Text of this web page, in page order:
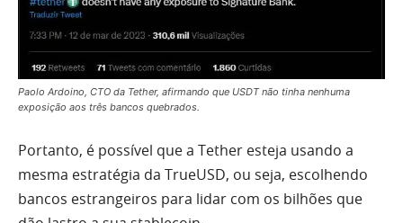
Paolo Ardoino, CTO da Tether, afirmando que USDT não tinha nenhuma
exposição aos três bancos quebrados.
Portanto, é possível que a Tether esteja usando a
mesma estratégia da TrueUSD, ou seja, escolhendo
bancos estrangeiros para lidar com os bilhões que